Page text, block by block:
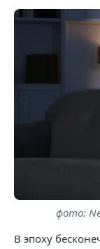
фото:
В эпоху